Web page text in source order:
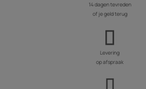
14 dagen tevreden
of je geld terug
Levering
op afspraak